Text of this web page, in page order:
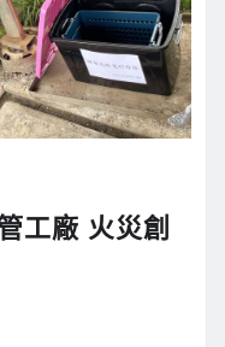
工廠 火災創